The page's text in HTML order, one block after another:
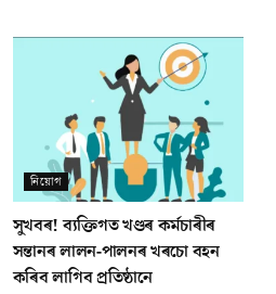
নিয়োগ
সুখবৰ! ব্যক্তিগত খণ্ডৰ কৰ্মচাৰীৰ
সন্তানৰ লালন-পালনৰ খৰচো বহন
কৰিব লাগিব প্ৰতিষ্ঠানে